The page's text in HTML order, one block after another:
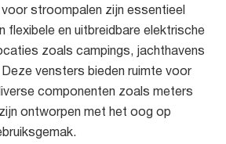
stroompalen zijn essentieel
flexibele en uitbreidbare elektrische
zoals campings, jachthavens
vensters bieden ruimte voor
componenten zoals meters
ontworpen met het oog op